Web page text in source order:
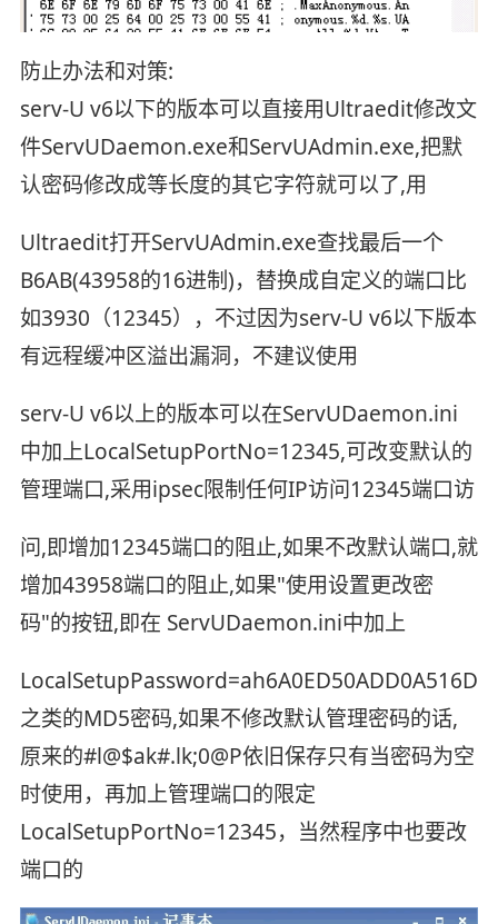
防止办法和对策:
serv-U v6以下的版本可以直接用Ultraedit修改文
件ServUDaemon.exe和ServUAdmin.exe,把默
认密码修改成等长度的其它字符就可以了,用
Ultraedit打开ServUAdmin.exe查找最后一个
B6AB(43958的16进制)，替换成自定义的端口比
如3930（12345），不过因为serv-U v6以下版本
有远程缓冲区溢出漏洞，不建议使用
serv-U v6以上的版本可以在ServUDaemon.ini
中加上LocalSetupPortNo=12345,可改变默认的
管理端口,采用ipsec限制任何IP访问12345端口访
问,即增加12345端口的阻止,如果不改默认端口,就
增加43958端口的阻止,如果"使用设置更改密
码"的按钮,即在 ServUDaemon.ini中加上
之类的MD5密码,如果不修改默认管理密码的话,
原来的#l@$ak#.lk;0@P依旧保存只有当密码为空
时使用，再加上管理端口的限定
LocalSetupPortNo=12345，当然程序中也要改
端口的